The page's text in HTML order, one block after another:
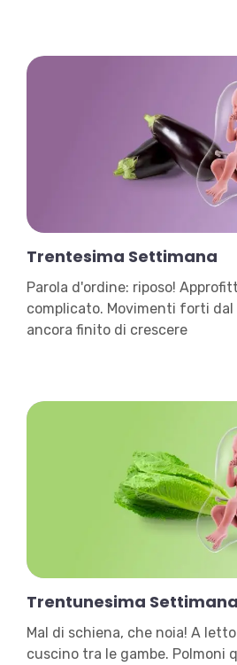
Trentesima Settimana
Parola d'ordine: riposo!
complicato. Movimenti forti dal
ancora finito di crescere
Trentunesima Settimana
Mal di schiena, che noia! A
cuscino tra le gambe. Polmoni